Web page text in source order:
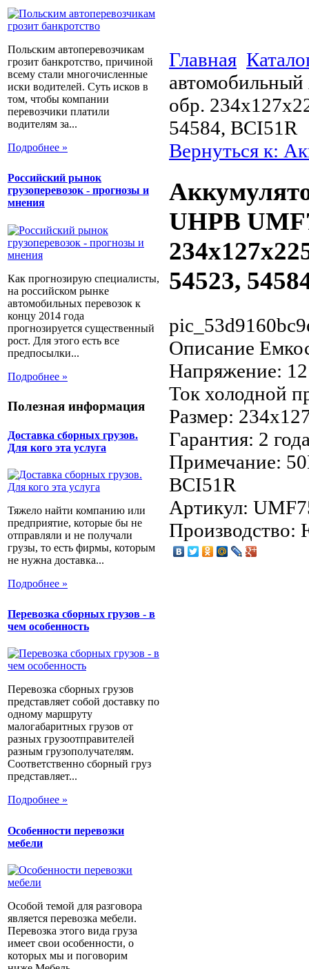
Польским автоперевозчикам
грозит банкротство, причиной
всему стали многочисленные
иски водителей. Суть исков в
том, чтобы компании
перевозчики платили
водителям за...
Подробнее »
Российский рынок
грузоперевозок - прогнозы и
мнения
Как прогнозирую специалисты,
на российском рынке
автомобильных перевозок к
концу 2014 года
прогнозируется существенный
рост. Для этого есть все
предпосылки...
Подробнее »
Полезная информация
Доставка сборных грузов.
Для кого эта услуга
Тяжело найти компанию или
предприятие, которые бы не
отправляли и не получали
грузы, то есть фирмы, которым
не нужна доставка...
Подробнее »
Перевозка сборных грузов - в
чем особенность
Перевозка сборных грузов
представляет собой доставку по
одному маршруту
малогабаритных грузов от
разных грузоотправителей
разным грузополучателям.
Соответственно сборный груз
представляет...
Подробнее »
Особенности перевозки
мебели
Особой темой для разговора
является перевозка мебели.
Перевозка этого вида груза
имеет свои особенности, о
которых мы и поговорим
Главная
обр.
54584, BCI51R
Вернуться к:
UHPB
54523,
Описание
Напряжение:
Ток холодной
Размер:
Гарантия: 2
Примечание:
BCI51R
Артикул: